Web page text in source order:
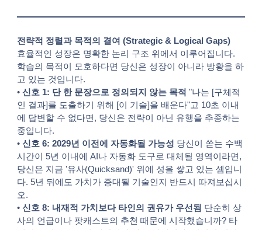
전략적 정렬과 목적의 결여 (Strategic & Logical Gaps)
효율적인 성장은 명확한 논리 구조 위에서 이루어집니다.
학습의 목적이 모호하다면 당신은 성장이 아니라 방황을 하
고 있는 것입니다.
• 신호 1: 단 한 문장으로 정의되지 않는 목적 "나는 [구체적
인 결과]를 도출하기 위해 [이 기술]을 배운다"고 10초 이내
에 답변할 수 없다면, 당신은 전략이 아닌 유행을 추종하는
중입니다.
• 신호 6: 2029년 이전에 자동화될 가능성 당신이 쏟는 수백
시간이 5년 이내에 AI나 자동화 도구로 대체될 영역이라면,
당신은 지금 '유사(Quicksand)' 위에 성을 쌓고 있는 셈입니
다. 5년 뒤에도 가치가 증대될 기술인지 반드시 따져보십시
오.
• 신호 8: 내재적 가치보다 타인의 권유가 우선됨 단순히 상
사의 언급이나 팟캐스트의 추천 때문에 시작했습니까? 타